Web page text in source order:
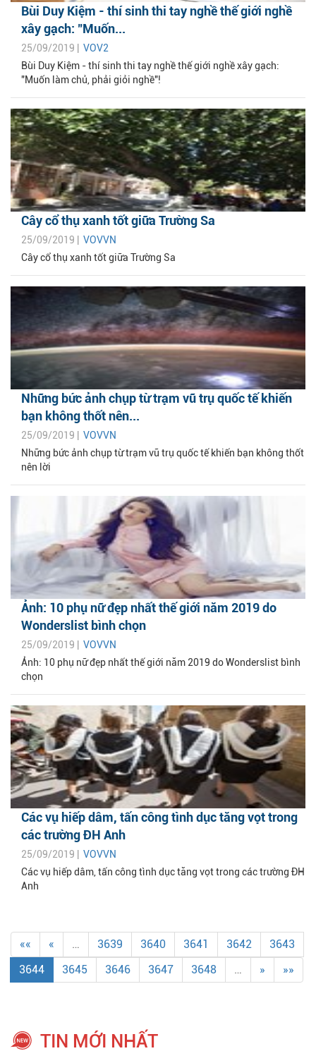
Bùi Duy Kiệm - thí sinh thi tay nghề thế giới nghề
xây gạch: "Muốn...
25/09/2019 | VOV2
Bùi Duy Kiệm - thí sinh thi tay nghề thế giới nghề xây gạch:
"Muốn làm chủ, phải giỏi nghề"!
Cây cổ thụ xanh tốt giữa Trường Sa
25/09/2019 | VOVVN
Cây cổ thụ xanh tốt giữa Trường Sa
Những bức ảnh chụp từ trạm vũ trụ quốc tế khiến
bạn không thốt nên...
25/09/2019 | VOVVN
Những bức ảnh chụp từ trạm vũ trụ quốc tế khiến bạn không thốt
nên lời
Ảnh: 10 phụ nữ đẹp nhất thế giới năm 2019 do
Wonderslist bình chọn
25/09/2019 | VOVVN
Ảnh: 10 phụ nữ đẹp nhất thế giới năm 2019 do Wonderslist bình
chọn
Các vụ hiếp dâm, tấn công tình dục tăng vọt trong
các trường ĐH Anh
25/09/2019 | VOVVN
Các vụ hiếp dâm, tấn công tình dục tăng vọt trong các trường ĐH
Anh
«« « … 3639 3640 3641 3642
3643
3644
3645 3646 3647 3648 … » »»
TIN MỚI NHẤT